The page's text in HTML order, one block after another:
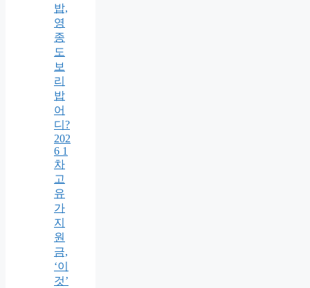
밥,
영
종
도
보
리
밥
어
디?
202
6 1
차
고
유
가
지
원
금,
‘이
것’